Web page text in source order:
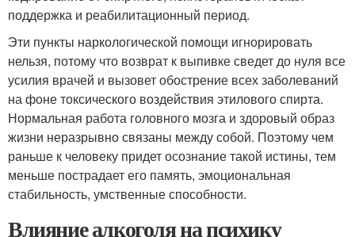
поддержка и реабилитационный период.
Эти пункты наркологической помощи игнорировать
нельзя, потому что возврат к выпивке сведет до нуля все
усилия врачей и вызовет обострение всех заболеваний
на фоне токсического воздействия этилового спирта.
Нормальная работа головного мозга и здоровый образ
жизни неразрывно связаны между собой. Поэтому чем
раньше к человеку придет осознание такой истины, тем
меньше пострадает его память, эмоциональная
стабильность, умственные способности.
Влияние алкоголя на психику